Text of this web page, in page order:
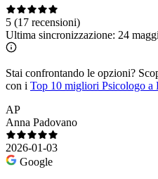
5 (17 recensioni)
Ultima sincronizzazione: 24
Stai confrontando le opzioni?
con i Top 10 migliori Psicologo a
AP
Anna Padovano
2026-01-03
Google